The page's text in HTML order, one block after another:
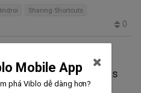
Sharing Shortcuts
0
Q: Location Permissions
Mobile App
phá Viblo dễ dàng hơn?